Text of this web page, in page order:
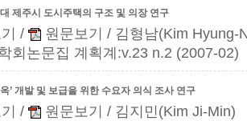
제주시 도시주택의 구조 및 의장 연구
/ 원문보기
/ 김형남(Kim Hyung-
회논문집 계획계:v.23 n.2 (2007-02)
’ 개발 및 보급을 위한 수요자 의식 조사 연구
/ 원문보기
/ 김지민(Kim Ji-Min)